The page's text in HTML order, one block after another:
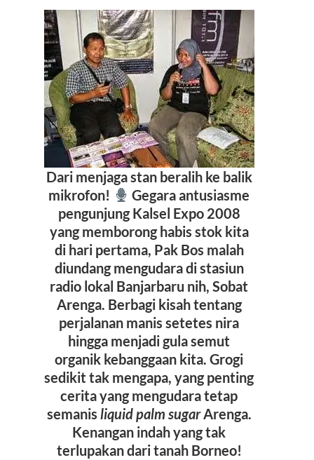
Dari menjaga stan beralih ke balik
mikrofon!
Gegara antusiasme
pengunjung Kalsel Expo 2008
yang memborong habis stok kita
di hari pertama, Pak Bos malah
diundang mengudara di stasiun
radio lokal Banjarbaru nih, Sobat
Arenga. Berbagi kisah tentang
perjalanan manis setetes nira
hingga menjadi gula semut
organik kebanggaan kita. Grogi
sedikit tak mengapa, yang penting
cerita yang mengudara tetap
semanis liquid palm sugarArenga.
Kenangan indah yang tak
terlupakan dari tanah Borneo!